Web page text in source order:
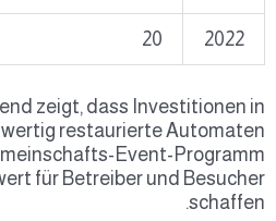
2022
20
zeigt, dass Investitionen in
restaurierte Automaten
Event-Programm
für Betreiber und Besucher
schaffen.